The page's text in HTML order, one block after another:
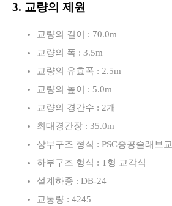
3. 교량의 제원
교량의 길이 : 70.0m
교량의 폭 : 3.5m
교량의 유효폭 : 2.5m
교량의 높이 : 5.0m
교량의 경간수 : 2개
최대경간장 : 35.0m
상부구조 형식 : PSC중공슬래브교
하부구조 형식 : T형 교각식
설계하중 : DB-24
교통량 : 4245